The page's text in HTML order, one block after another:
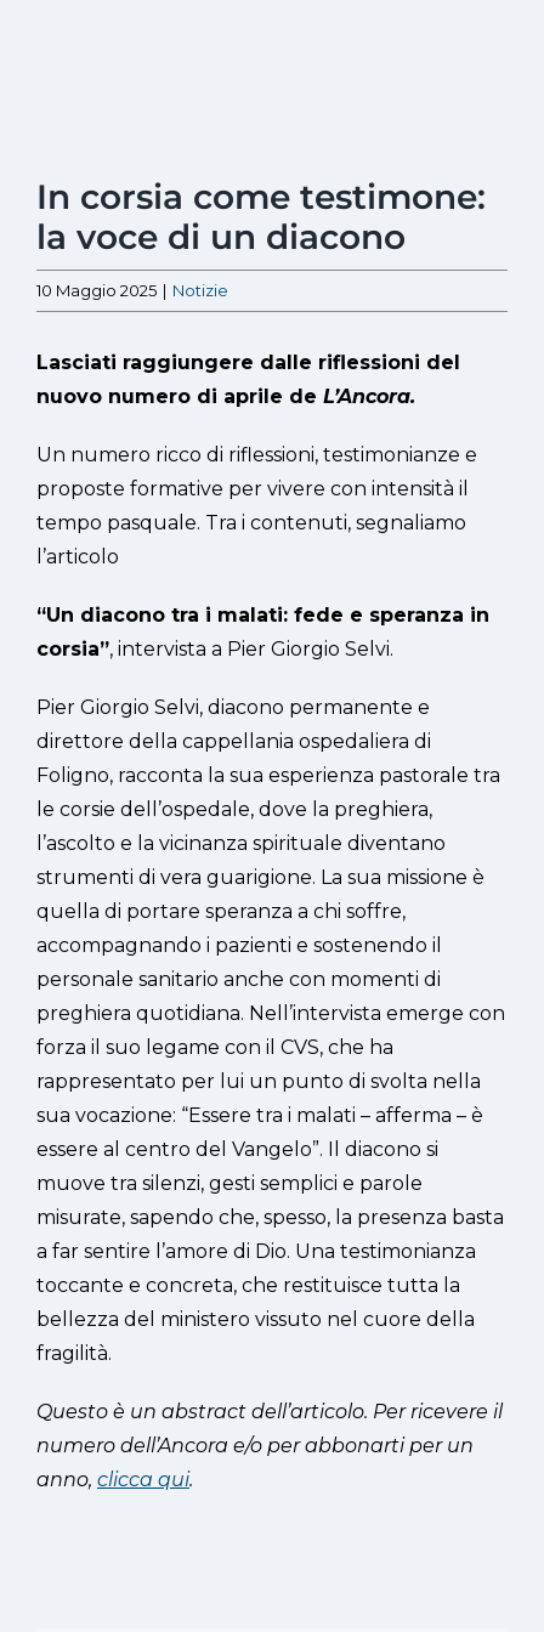
immagine
In corsia come testimone:
la voce di un diacono
10 Maggio 2025 | Notizie
Lasciati raggiungere dalle riflessioni del
nuovo numero di aprile de L’Ancora.
Un numero ricco di riflessioni, testimonianze e
proposte formative per vivere con intensità il
tempo pasquale. Tra i contenuti, segnaliamo
l’articolo
“Un diacono tra i malati: fede e speranza in
corsia”, intervista a Pier Giorgio Selvi.
Pier Giorgio Selvi, diacono permanente e
direttore della cappellania ospedaliera di
Foligno, racconta la sua esperienza pastorale tra
le corsie dell’ospedale, dove la preghiera,
l’ascolto e la vicinanza spirituale diventano
strumenti di vera guarigione. La sua missione è
quella di portare speranza a chi soffre,
accompagnando i pazienti e sostenendo il
personale sanitario anche con momenti di
preghiera quotidiana. Nell’intervista emerge con
forza il suo legame con il CVS, che ha
rappresentato per lui un punto di svolta nella
sua vocazione: “Essere tra i malati – afferma – è
essere al centro del Vangelo”. Il diacono si
muove tra silenzi, gesti semplici e parole
misurate, sapendo che, spesso, la presenza basta
a far sentire l’amore di Dio. Una testimonianza
toccante e concreta, che restituisce tutta la
bellezza del ministero vissuto nel cuore della
fragilità.
Questo è un abstract dell’articolo. Per ricevere il
numero dell’Ancora e/o per abbonarti per un
anno, clicca qui.